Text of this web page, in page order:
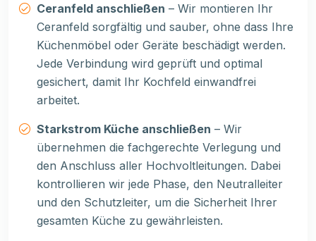
Ceranfeld anschließen – Wir montieren Ihr
Ceranfeld sorgfältig und sauber, ohne dass Ihre
Küchenmöbel oder Geräte beschädigt werden.
Jede Verbindung wird geprüft und optimal
gesichert, damit Ihr Kochfeld einwandfrei
arbeitet.
Starkstrom Küche anschließen – Wir
übernehmen die fachgerechte Verlegung und
den Anschluss aller Hochvoltleitungen. Dabei
kontrollieren wir jede Phase, den Neutralleiter
und den Schutzleiter, um die Sicherheit Ihrer
gesamten Küche zu gewährleisten.